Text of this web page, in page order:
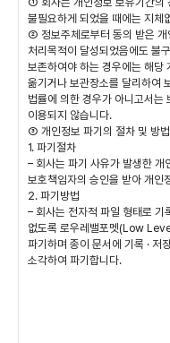
불필요하게 되었을 때에는 지체
② 정보주체로부터 동의 받은
처리목적이 달성되었음에도 불
보존하여야 하는 경우에는 해당
옮기거나 보관장소를 달리하여
법률에 의한 경우가 아니고서는
이용되지 않습니다.
③ 개인정보 파기의 절차 및 방
1. 파기절차
– 회사는 파기 사유가 발생한 개
보호책임자의 승인을 받아 개인
2. 파기방법
– 회사는 전자적 파일 형태로 기
없도록 로우레밸포멧(Low
파기하며 종이 문서에 기록 · 저
소각하여 파기합니다.